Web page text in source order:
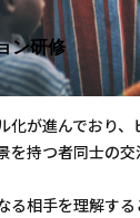
ン研修
化が進んでおり
を持つ者同士の
る相手を理解す